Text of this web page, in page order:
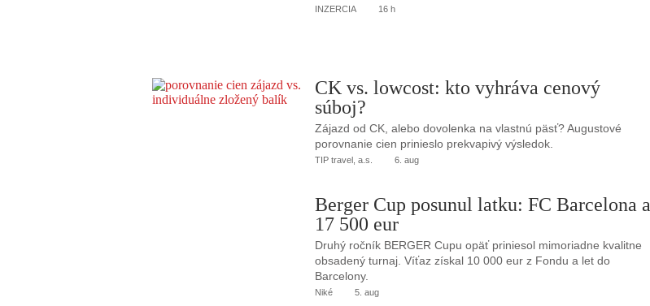
INZERCIA 16 h
CK vs. lowcost: kto vyhráva cenový
súboj?
Zájazd od CK, alebo dovolenka na vlastnú päsť? Augustové
porovnanie cien prinieslo prekvapivý výsledok.
TIP travel, a.s. 6. aug
Berger Cup posunul latku: FC Barcelona a
17 500 eur
Druhý ročník BERGER Cupu opäť priniesol mimoriadne kvalitne
obsadený turnaj. Víťaz získal 10 000 eur z Fondu a let do
Barcelony.
Niké 5. aug